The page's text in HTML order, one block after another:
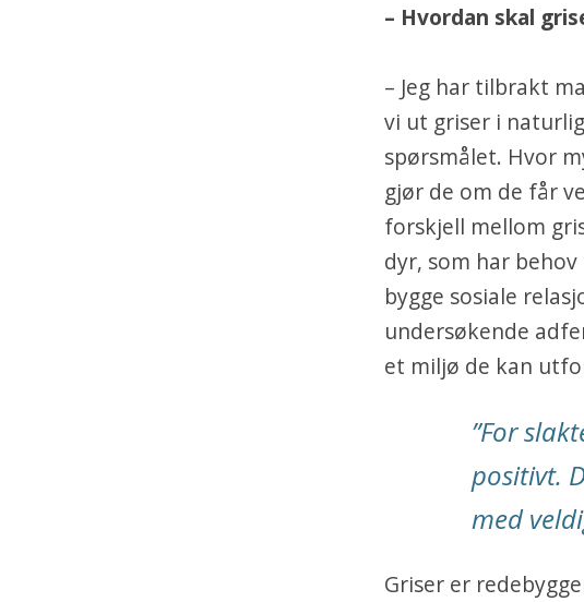
– Hvordan skal
– Jeg har tilbrakt
vi ut griser i
spørsmålet. Hvor
gjør de om de får
forskjell mellom
dyr, som har
bygge sosiale
undersøkende
et miljø de kan
”For
positivt.
med
Griser er